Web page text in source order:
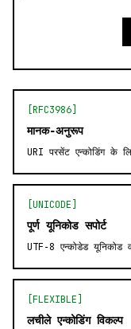
[RFC3986]
मानक‑अनुरूप
URI परसेंट एन्कोडिंग के
[UNICODE]
पूर्ण यूनिकोड सपोर्ट
UTF‑8 एन्कोडेड यूनिकोड
[FLEXIBLE]
लचीले एन्कोडिंग विकल्प